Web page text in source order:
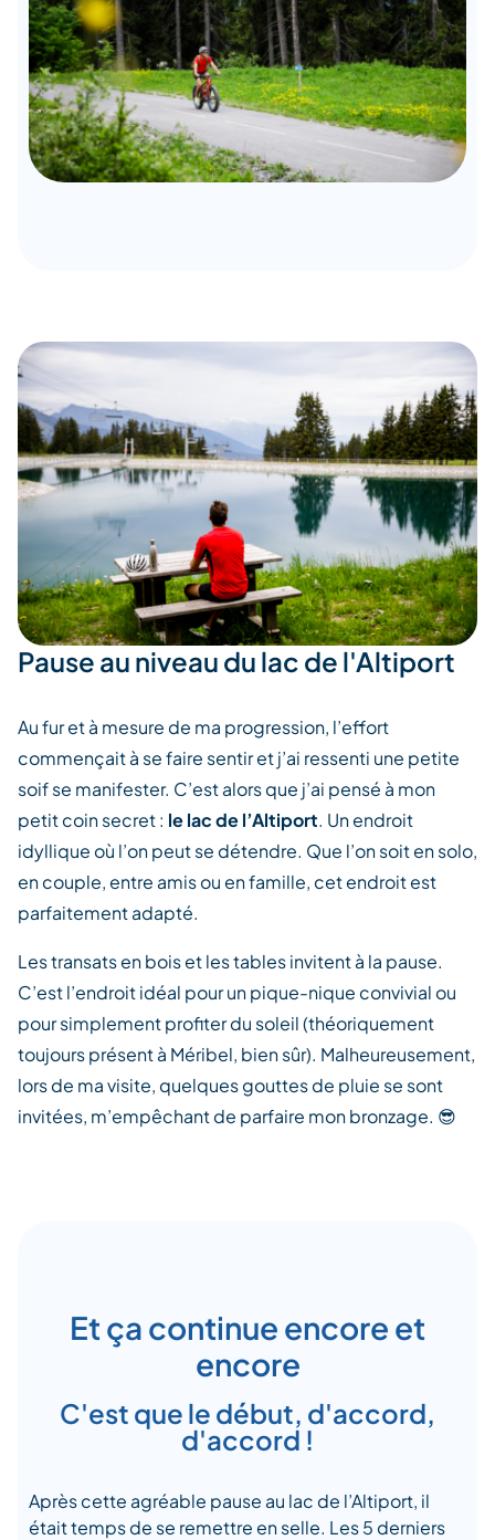
Pause au niveau du lac de l'Altiport
Au fur et à mesure de ma progression, l’effort
commençait à se faire sentir et j’ai ressenti une petite
soif se manifester. C’est alors que j’ai pensé à mon
petit coin secret : le lac de l’Altiport. Un endroit
idyllique où l’on peut se détendre. Que l’on soit en solo,
en couple, entre amis ou en famille, cet endroit est
parfaitement adapté.
Les transats en bois et les tables invitent à la pause.
C’est l’endroit idéal pour un pique-nique convivial ou
pour simplement profiter du soleil (théoriquement
toujours présent à Méribel, bien sûr). Malheureusement,
lors de ma visite, quelques gouttes de pluie se sont
invitées, m’empêchant de parfaire mon bronzage. 😎
Et ça continue encore et
encore
C'est que le début, d'accord,
d'accord !
Après cette agréable pause au lac de l’Altiport, il
était temps de se remettre en selle. Les 5 derniers